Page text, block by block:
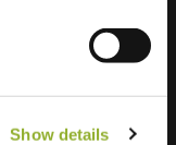
Show details